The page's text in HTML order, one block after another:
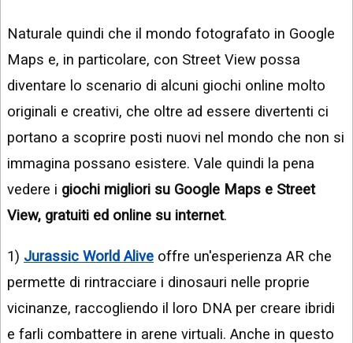
STRUMENTI
Naturale quindi che il mondo fotografato in Google
Maps e, in particolare, con Street View possa
diventare lo scenario di alcuni giochi online molto
originali e creativi, che oltre ad essere divertenti ci
portano a scoprire posti nuovi nel mondo che non si
immagina possano esistere. Vale quindi la pena
vedere i giochi migliori su Google Maps e Street
View, gratuiti ed online su internet.
1) Jurassic World Alive offre un'esperienza AR che
permette di rintracciare i dinosauri nelle proprie
vicinanze, raccogliendo il loro DNA per creare ibridi
e farli combattere in arene virtuali. Anche in questo